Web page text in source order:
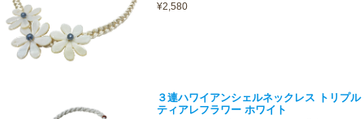
¥2,580
３連ハワイアンシェルネックレス トリプル
ティアレフラワー ホワイト